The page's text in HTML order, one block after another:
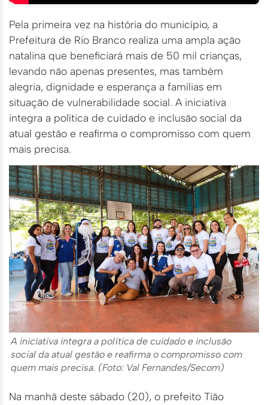
Pela primeira vez na história do município, a
Prefeitura de Rio Branco realiza uma ampla ação
natalina que beneficiará mais de 50 mil crianças,
levando não apenas presentes, mas também
alegria, dignidade e esperança a famílias em
situação de vulnerabilidade social. A iniciativa
integra a política de cuidado e inclusão social da
atual gestão e reafirma o compromisso com quem
mais precisa.
A iniciativa integra a política de cuidado e inclusão
social da atual gestão e reafirma o compromisso com
quem mais precisa. (Foto: Val Fernandes/Secom)
Na manhã deste sábado (20), o prefeito Tião